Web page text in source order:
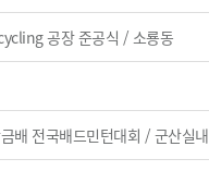
공장 준공식 / 소룡동
배 전국배드민턴대회 / 군산실